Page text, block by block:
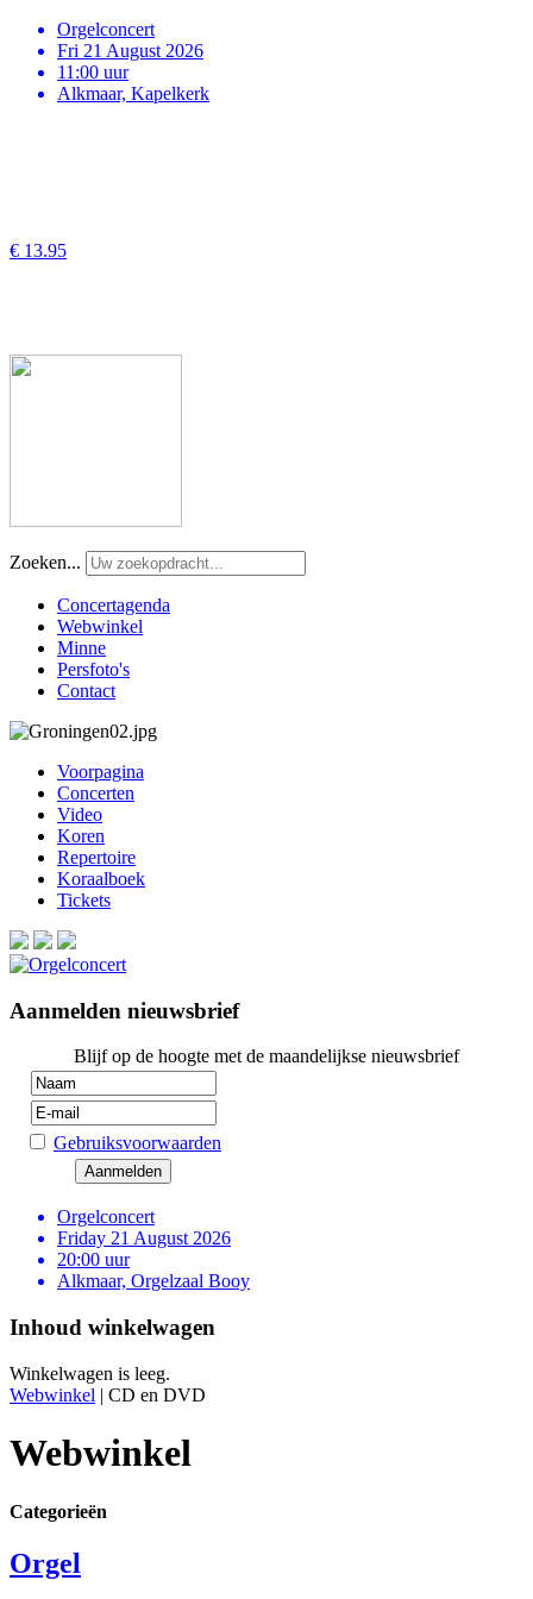
Orgelconcert
Fri 21 August 2026
11:00 uur
Alkmaar, Kapelkerk
€ 13.95
Zoeken...
Concertagenda
Webwinkel
Minne
Persfoto's
Contact
Voorpagina
Concerten
Video
Koren
Repertoire
Koraalboek
Tickets
Aanmelden nieuwsbrief
Blijf op de hoogte met de maandelijkse nieuwsbrief
Gebruiksvoorwaarden
Orgelconcert
Friday 21 August 2026
20:00 uur
Alkmaar, Orgelzaal Booy
Inhoud winkelwagen
Winkelwagen is leeg.
Webwinkel | CD en DVD
Webwinkel
Categorieën
Orgel